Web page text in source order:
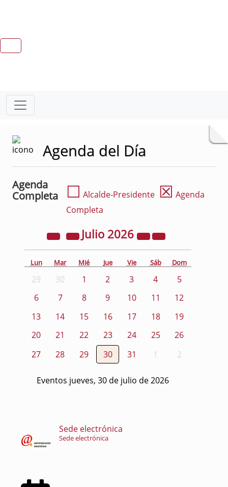
Agenda del Día
Agenda
Completa
☐ Alcalde-Presidente ☒ Agenda
Completa
Julio 2026
Lun Mar Mié Jue Vie Sáb Dom
29 30 1 2 3 4
5
6
7 8 9 10 11
12
13
14 15 16 17 18
19
20
21 22 23 24 25
26
27
28 29 30 31 1 2
Eventos jueves, 30 de julio de 2026
Sede electrónica
Sede electrónica